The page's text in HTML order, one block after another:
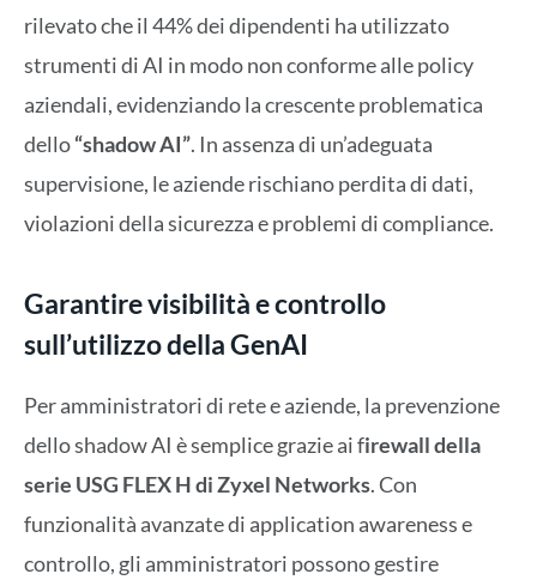
rilevato che il 44% dei dipendenti ha utilizzato
strumenti di AI in modo non conforme alle policy
aziendali, evidenziando la crescente problematica
dello“shadow AI”. In assenza di un’adeguata
supervisione, le aziende rischiano perdita di dati,
violazioni della sicurezza e problemi di compliance.
Garantire visibilità e controllo
sull’utilizzo della GenAI
Per amministratori di rete e aziende, la prevenzione
dello shadow AI è semplice grazie ai firewall della
serie USG FLEX H di Zyxel Networks. Con
funzionalità avanzate di application awareness e
controllo, gli amministratori possono gestire